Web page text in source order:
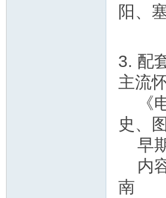
阳、
3. 配
主流
《电
史、
早期
内容
南